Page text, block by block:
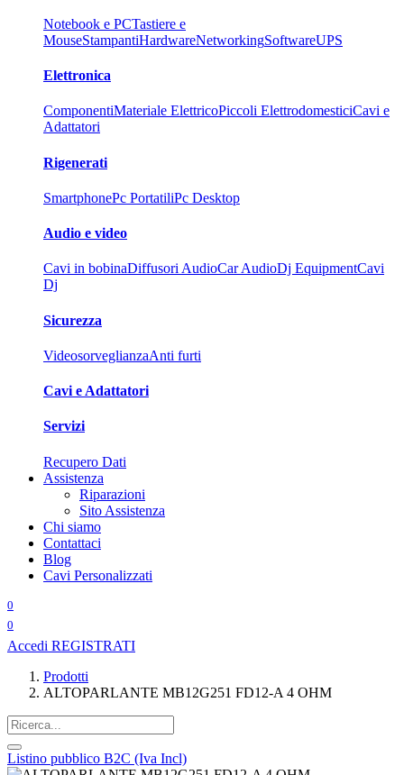
Notebook e PCTastiere e
MouseStampantiHardwareNetworkingSoftwareUPS
Elettronica
ComponentiMateriale ElettricoPiccoli ElettrodomesticiCavi e
Adattatori
Rigenerati
SmartphonePc PortatiliPc Desktop
Audio e video
Cavi in bobinaDiffusori AudioCar AudioDj EquipmentCavi
Dj
Sicurezza
VideosorveglianzaAnti furti
Cavi e Adattatori
Servizi
Recupero Dati
Assistenza
Riparazioni
Sito Assistenza
Chi siamo
Contattaci
Blog
Cavi Personalizzati
0
0
Accedi REGISTRATI
Prodotti
ALTOPARLANTE MB12G251 FD12-A 4 OHM
Listino pubblico B2C (Iva Incl)